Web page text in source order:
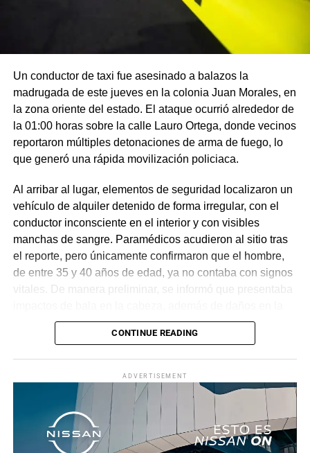
Un conductor de taxi fue asesinado a balazos la
madrugada de este jueves en la colonia Juan Morales, en
la zona oriente del estado. El ataque ocurrió alrededor de
la 01:00 horas sobre la calle Lauro Ortega, donde vecinos
reportaron múltiples detonaciones de arma de fuego, lo
que generó una rápida movilización policiaca.
Al arribar al lugar, elementos de seguridad localizaron un
vehículo de alquiler detenido de forma irregular, con el
conductor inconsciente en el interior y con visibles
manchas de sangre. Paramédicos acudieron al sitio tras
el reporte, pero únicamente confirmaron que el hombre,
de entre 35 y 40 años de edad, ya no contaba con signos
vitales. De manera preliminar, se informó que presentaba
puerta del lado del conductor.
realizaron las diligencias correspondientes y el
levantamiento del cuerpo. Hasta el momento no se
cuenta con información sobre los agresores, y el cadáver
fue trasladado al Servicio Médico Forense en espera de
CONTINUE READING
ADVERTISEMENT